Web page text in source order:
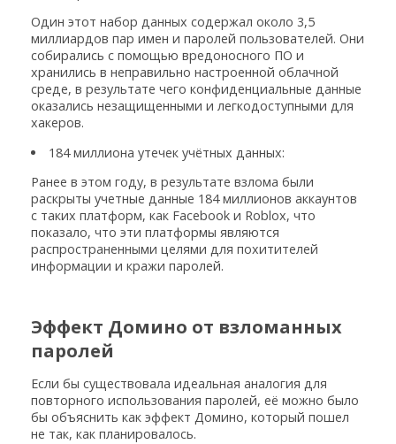
Один этот набор данных содержал около 3,5
миллиардов пар имен и паролей пользователей. Они
собирались с помощью вредоносного ПО и
хранились в неправильно настроенной облачной
среде, в результате чего конфиденциальные данные
оказались незащищенными и легкодоступными для
хакеров.
184 миллиона утечек учётных данных:
Ранее в этом году, в результате взлома были
раскрыты учетные данные 184 миллионов аккаунтов
с таких платформ, как Facebook и Roblox, что
показало, что эти платформы являются
распространенными целями для похитителей
информации и кражи паролей.
Эффект Домино от взломанных
паролей
Если бы существовала идеальная аналогия для
повторного использования паролей, её можно было
бы объяснить как эффект Домино, который пошел
не так, как планировалось.